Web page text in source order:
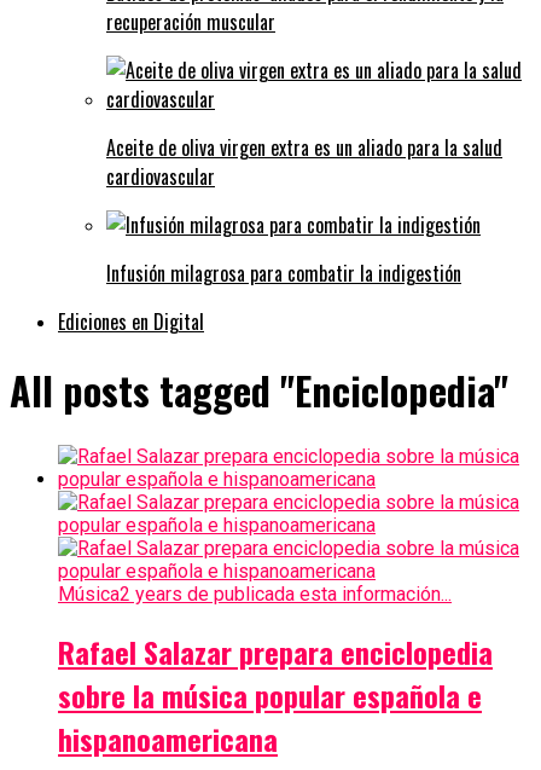
recuperación muscular
Aceite de oliva virgen extra es un aliado para la salud
cardiovascular
Infusión milagrosa para combatir la indigestión
Ediciones en Digital
All posts tagged "Enciclopedia"
Música2 years de publicada esta información...
Rafael Salazar prepara enciclopedia
sobre la música popular española e
hispanoamericana